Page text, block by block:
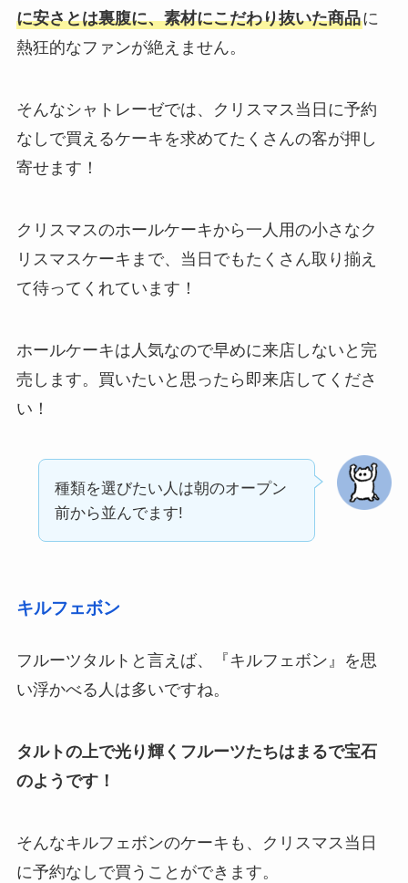
に安さとは裏腹に、素材にこだわり抜いた商品に
熱狂的なファンが絶えません。
そんなシャトレーゼでは、クリスマス当日に予約
なしで買えるケーキを求めてたくさんの客が押し
寄せます！
クリスマスのホールケーキから一人用の小さなク
リスマスケーキまで、当日でもたくさん取り揃え
て待ってくれています！
ホールケーキは人気なので早めに来店しないと完
売します。買いたいと思ったら即来店してくださ
い！
種類を選びたい人は朝のオープン
前から並んでます!
キルフェボン
フルーツタルトと言えば、『キルフェボン』を思
い浮かべる人は多いですね。
タルトの上で光り輝くフルーツたちはまるで宝石
のようです！
そんなキルフェボンのケーキも、クリスマス当日
に予約なしで買うことができます。